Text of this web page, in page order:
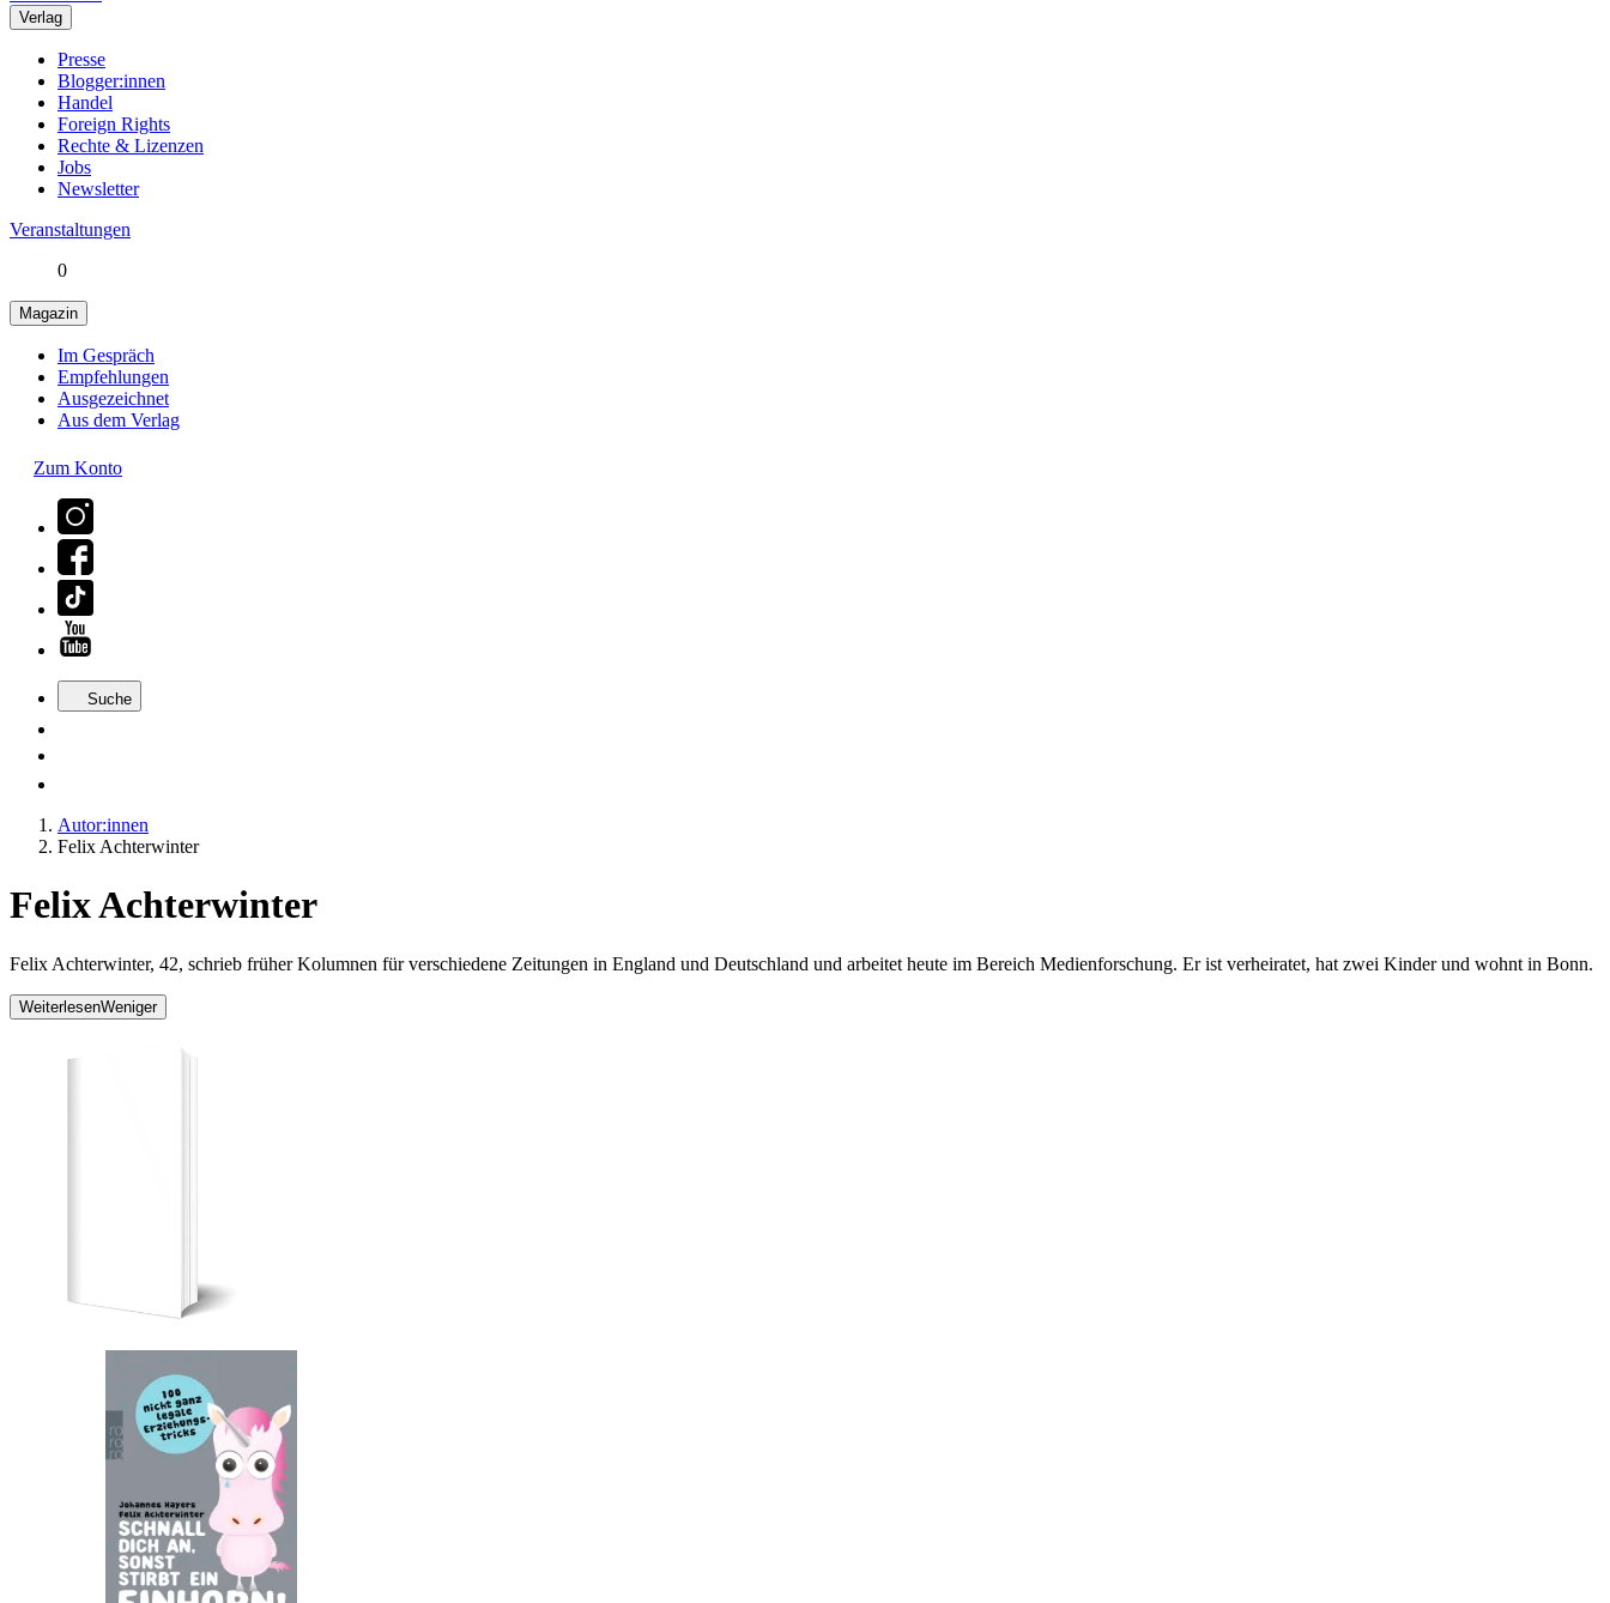
Verlag
Presse
Blogger:innen
Handel
Foreign Rights
Rechte & Lizenzen
Jobs
Newsletter
Veranstaltungen
0
Magazin
Im Gespräch
Empfehlungen
Ausgezeichnet
Aus dem Verlag
Zum Konto
Suche
Autor:innen
Felix Achterwinter
Felix Achterwinter
Felix Achterwinter, 42, schrieb früher Kolumnen für verschiedene Zeitungen in England und Deutschland und arbeitet heute im Bereich Medienforschung. Er ist verheiratet, hat zwei Kinder und wohnt in Bonn.
WeiterlesenWeniger